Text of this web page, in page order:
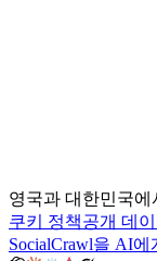
영국과 대한민국
쿠키 정책공개 데이
SocialCrawl을 AI에